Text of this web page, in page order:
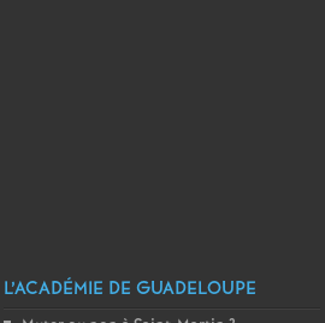
L’ACADÉMIE DE GUADELOUPE